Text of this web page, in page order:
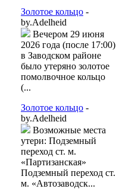
Золотое кольцо -
by.Adelheid
Вечером 29 июня
2026 года (после 17:00)
в Заводском районе
было утеряно золотое
помолвочное кольцо
(...
Золотое кольцо -
by.Adelheid
Возможные места
утери: Подземный
переход ст. м.
«Партизанская»
Подземный переход ст.
м. «Автозаводск...